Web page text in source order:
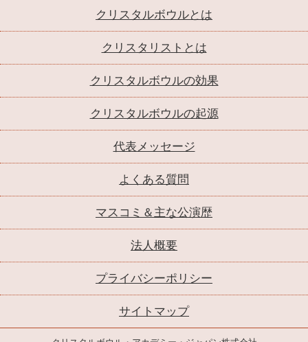
クリスタルボウルとは
クリスタリストとは
クリスタルボウルの効果
クリスタルボウルの起源
代表メッセージ
よくある質問
マスコミ＆主な公演歴
法人概要
プライバシーポリシー
サイトマップ